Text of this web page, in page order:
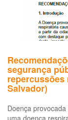
segurança
Salvador)
Doença